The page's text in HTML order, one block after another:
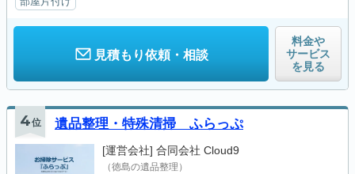
見積もり依頼・相談
料金や
サービス
を見る
4位 遺品整理・特殊清掃 ふらっぷ
[運営会社] 合同会社 Cloud9
（徳島の遺品整理）